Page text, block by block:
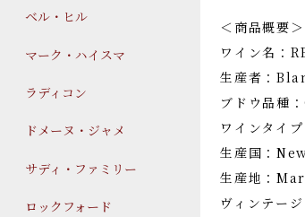
ベル・ヒル
マーク・ハイスマ
ラディコン
ドメーヌ・ジャメ
サディ・ファミリー
ロックフォード
＜商品概要＞
ワイン名：
生産者：
ブドウ品種
ワインタイ
生産国：
生産地：
ヴィンテー